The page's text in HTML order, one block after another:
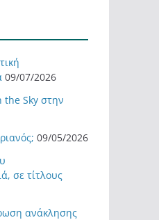
09/07/2026
the Sky στην
09/05/2026
σε τίτλους
ανάκλησης